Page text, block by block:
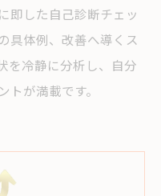
即した自己診断チェッ
具体例、改善へ導くス
を冷静に分析し、自分
が満載です。